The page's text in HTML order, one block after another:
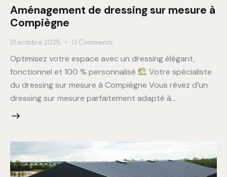
Aménagement de dressing sur mesure à
Compiègne
21 octobre 2025 0 Comments
Optimisez votre espace avec un dressing élégant,
fonctionnel et 100 % personnalisé
Votre spécialiste
du dressing sur mesure à Compiègne Vous rêvez d’un
dressing sur mesure parfaitement adapté à…